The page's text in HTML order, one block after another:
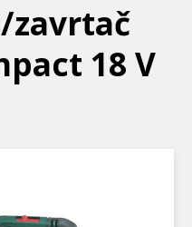
zavrtač
18 V